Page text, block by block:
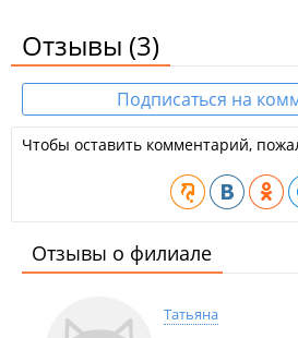
Отзывы (3)
Подписаться на
Чтобы оставить комментарий,
Отзывы о филиале
Татьяна